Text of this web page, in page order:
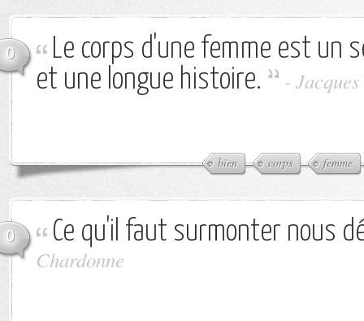
0
Le corps d'une femme est un
et une longue histoire.
-
bien corps femme
0 Ce qu'il faut surmonter nous
Chardonne